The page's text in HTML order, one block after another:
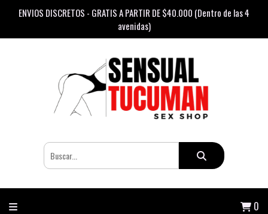
ENVIOS DISCRETOS - GRATIS A PARTIR DE $40.000 (Dentro de las 4
avenidas)
0